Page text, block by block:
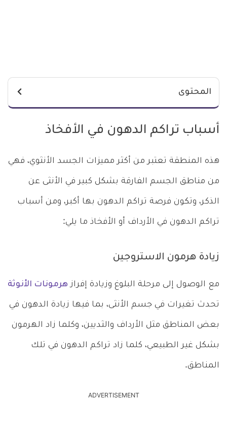
المحتوى
أسباب تراكم الدهون في الأفخاذ
هذه المنطقة تعتبر من أكثر مميزات الجسد الأنثوي، فهي
من مناطق الجسم الفارقة بشكل كبير في الأنثى عن
الذكر، وتكون فرصة تراكم الدهون بها أكبر، ومن أسباب
تراكم الدهون في الأرداف أو الأفخاذ ما يلي:
زيادة هرمون الاستروجين
مع الوصول إلى مرحلة البلوغ وزيادة إفراز هرمونات الأنوثة
تحدث تغيرات في جسم الأنثى، بما فيها زيادة الدهون في
بعض المناطق مثل الأرداف والثديين، وكلما زاد الهرمون
بشكل غير الطبيعي، كلما زاد تراكم الدهون في تلك
المناطق.
ADVERTISEMENT